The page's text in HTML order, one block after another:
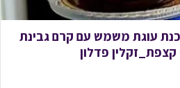
עוגת משמש עם קרם גבינת
קצפת_זקלין פדלון